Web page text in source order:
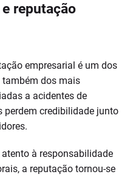
reputação
empresarial é um dos
dos mais
a acidentes de
perdem credibilidade junto
à responsabilidade
a reputação tornou-se